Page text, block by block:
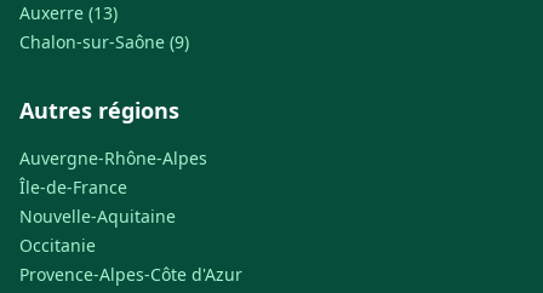
Auxerre (13)
Chalon-sur-Saône (9)
Autres régions
Auvergne-Rhône-Alpes
Île-de-France
Nouvelle-Aquitaine
Occitanie
Provence-Alpes-Côte d'Azur